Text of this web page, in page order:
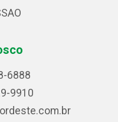
6888
9910